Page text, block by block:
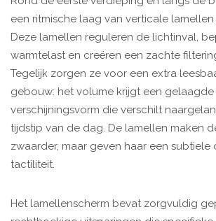
een ritmische laag van verticale
Deze lamellen reguleren de lichtinval,
warmtelast en creëren een zachte
Tegelijk zorgen ze voor een extra
gebouw: het volume krijgt een gelaagde
verschijningsvorm die verschilt
tijdstip van de dag. De lamellen maken
zwaarder, maar geven haar een subtiele
tactiliteit.
Het lamellenscherm bevat zorgvuldig